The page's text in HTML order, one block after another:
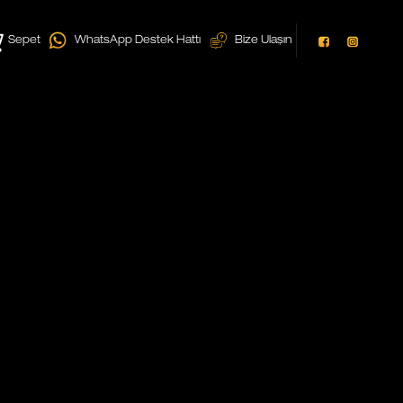
Sepet WhatsApp Destek Hattı Bize Ulaşın